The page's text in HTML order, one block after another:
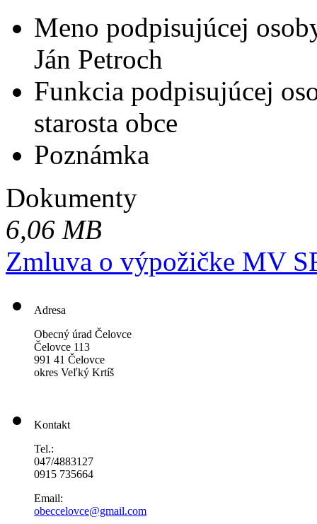
Meno podpisujúcej
Ján Petroch
Funkcia podpisujúcej
starosta obce
Poznámka
Dokumenty
6,06 MB
Zmluva o výpožičke MV
Adresa
Obecný úrad Čelovce
Čelovce 113
991 41 Čelovce
okres Veľký Krtíš
Kontakt
Tel.:
047/4883127
0915 735664
Email:
obeccelovce@gmail.com